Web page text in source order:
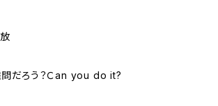
問だろう？Ｃan you do it?